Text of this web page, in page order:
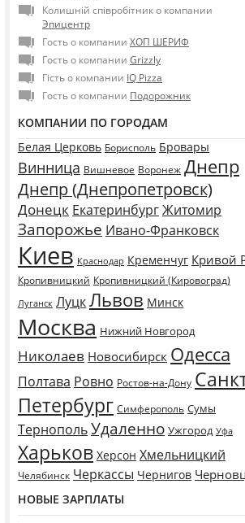
Колишній співробітник о компании
Эпицентр
Гость о компании ХОП ШЕРИФ
Гость о компании Grizzly
Гість о компании IQ Pizza
Гость о компании Подорожник
КОМПАНИИ ПО ГОРОДАМ
Белая Церковь Борисполь Бровары
Винница Вишневое Воронеж Днепр
Днепр (Днепропетровск)
Донецк ЕкатеринбургЖитомир
Запорожье Ивано-Франковск
Киев Краснодар Кременчуг Кривой
Кропивницкий Кропивницкий (Кировоград)
Луганск ЛуцкЛьвов Минск
Москва Нижний Новгород
Николаев Новосибирск Одесса
Полтава Ровно Ростов-на-Дону
Петербург Симферополь Сумы
ТернопольУдаленно Ужгород Уфа
Харьков Херсон Хмельницкий
Челябинск Черкассы Чернигов
НОВЫЕ ЗАРПЛАТЫ